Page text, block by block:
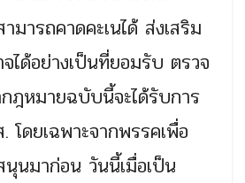
มารถคาดคะเนได้ ส่งเสริม
ได้อย่างเป็นที่ยอมรับ ตรวจ
ฎหมายฉบับนี้จะได้รับการ
ดยเฉพาะจากพรรคเพื่อ
นมาก่อน วันนี้เมื่อเป็น